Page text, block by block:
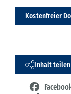
Kostenfreier
Inhalt teilen